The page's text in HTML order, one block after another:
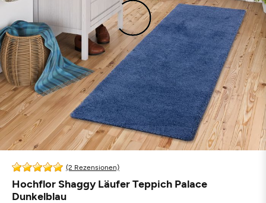
(2 Rezensionen)
Hochflor Shaggy Läufer Teppich Palace
Dunkelblau